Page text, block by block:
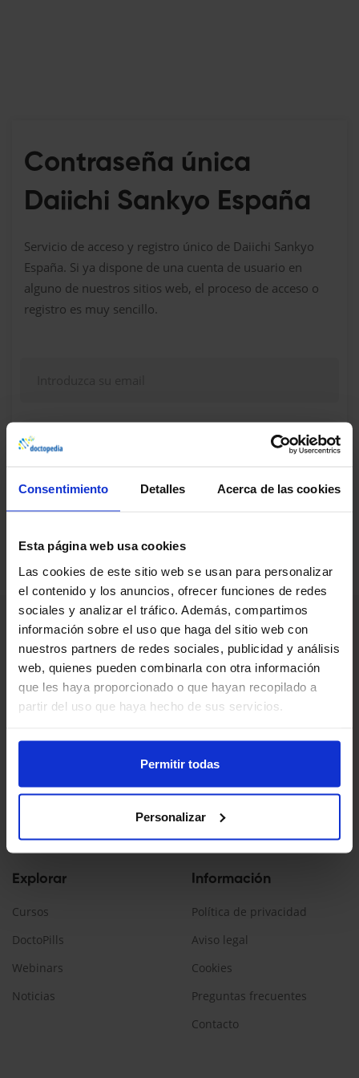
Consentimiento Detalles Acerca de las cookies
Esta página web usa cookies
Las cookies de este sitio web se usan para personalizar
el contenido y los anuncios, ofrecer funciones de redes
sociales y analizar el tráfico. Además, compartimos
información sobre el uso que haga del sitio web con
nuestros partners de redes sociales, publicidad y análisis
web, quienes pueden combinarla con otra información
que les haya proporcionado o que hayan recopilado a
partir del uso que haya hecho de sus servicios.
Permitir todas
Personalizar
Contraseña única
Daiichi Sankyo España
Servicio de acceso y registro único de Daiichi Sankyo
España. Si ya dispone de una cuenta de usuario en
alguno de nuestros sitios web, el proceso de acceso o
registro es muy sencillo.
¿Dudas, problemas? Consulte nuestra sección de
Preguntas frecuentes
profesionales sanitarios, que prescriban/dispensen
medicamentos en España.
Explorar
Cursos
DoctoPills
Webinars
Noticias
Información
Política de privacidad
Aviso legal
Cookies
Preguntas frecuentes
Contacto